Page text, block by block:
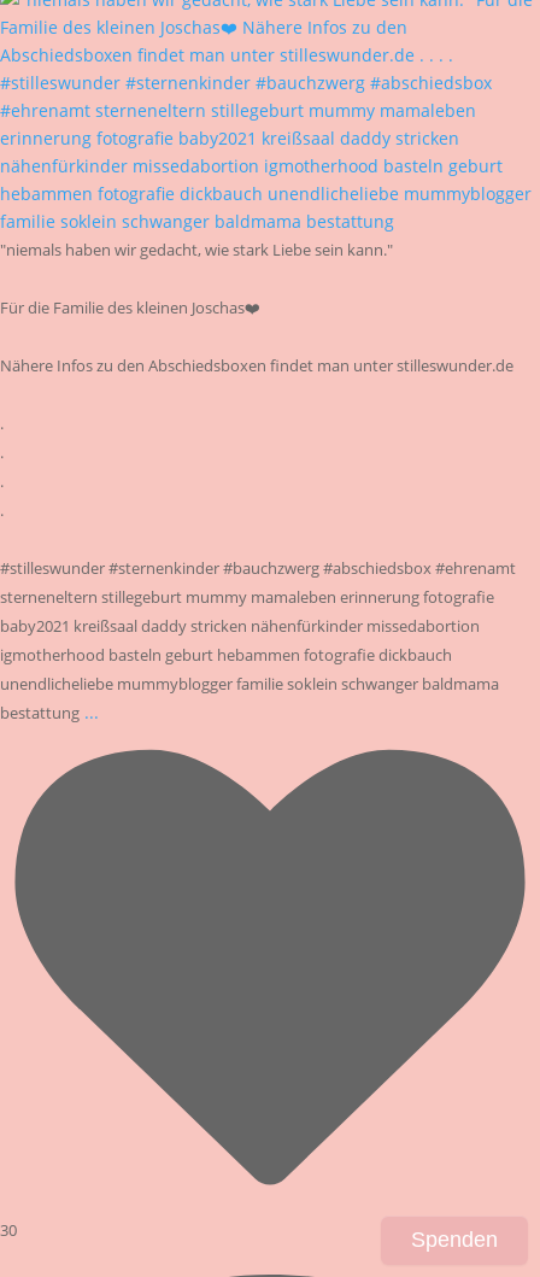
"niemals haben wir gedacht, wie stark Liebe sein kann."
Für die Familie des kleinen Joschas❤️
Nähere Infos zu den Abschiedsboxen findet man unter stilleswunder.de
.
.
.
.
#stilleswunder #sternenkinder #bauchzwerg #abschiedsbox #ehrenamt
sterneneltern stillegeburt mummy mamaleben erinnerung fotografie
baby2021 kreißsaal daddy stricken nähenfürkinder missedabortion
igmotherhood basteln geburt hebammen fotografie dickbauch
unendlicheliebe mummyblogger familie soklein schwanger baldmama
bestattung ...
30 Spenden